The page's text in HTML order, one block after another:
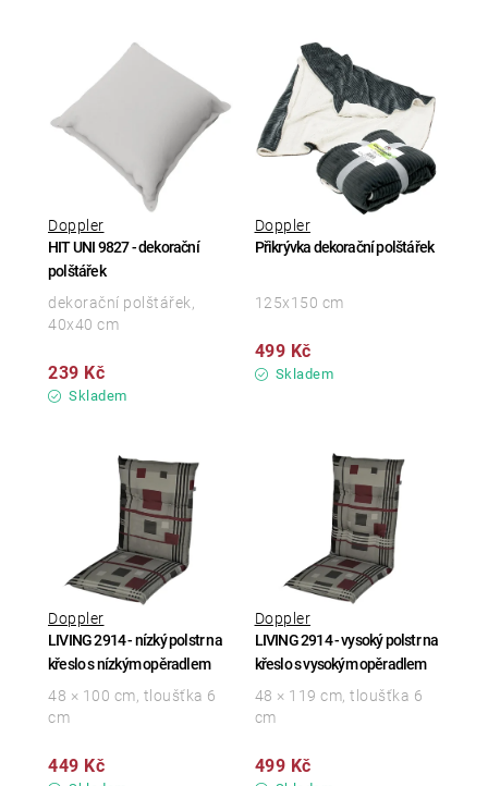
HIT UNI 9827 - dekorační
polštářek
Doppler
Skladem
239 Kč
dekorační polštářek,
40x40 cm
Přikrývka dekorační polštářek
Doppler
Skladem
499 Kč
125x150 cm
LIVING 2914 - nízký polstr na
křeslo s nízkým opěradlem
Doppler
449 Kč
48 × 100 cm, tloušťka 6
cm
LIVING 2914 - vysoký polstr na
křeslo s vysokým opěradlem
Doppler
499 Kč
48 × 119 cm, tloušťka 6
cm